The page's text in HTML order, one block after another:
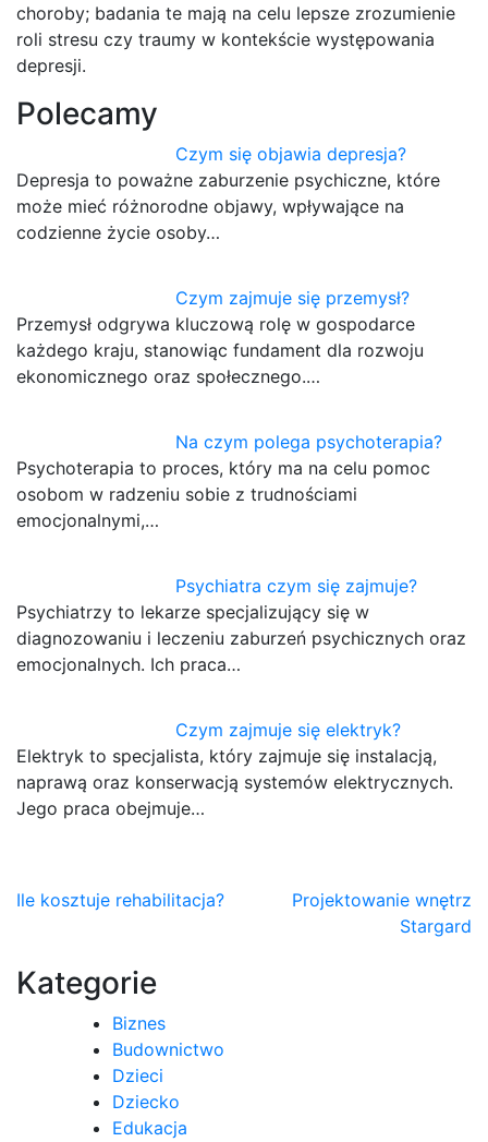
choroby; badania te mają na celu lepsze zrozumienie
roli stresu czy traumy w kontekście występowania
depresji.
Polecamy
Czym się objawia depresja?
Depresja to poważne zaburzenie psychiczne, które
może mieć różnorodne objawy, wpływające na
codzienne życie osoby…
Czym zajmuje się przemysł?
Przemysł odgrywa kluczową rolę w gospodarce
każdego kraju, stanowiąc fundament dla rozwoju
ekonomicznego oraz społecznego.…
Na czym polega psychoterapia?
Psychoterapia to proces, który ma na celu pomoc
osobom w radzeniu sobie z trudnościami
emocjonalnymi,…
Psychiatra czym się zajmuje?
Psychiatrzy to lekarze specjalizujący się w
diagnozowaniu i leczeniu zaburzeń psychicznych oraz
emocjonalnych. Ich praca…
Czym zajmuje się elektryk?
Elektryk to specjalista, który zajmuje się instalacją,
naprawą oraz konserwacją systemów elektrycznych.
Jego praca obejmuje…
Nawigacja
Ile kosztuje rehabilitacja?
Projektowanie wnętrz
Stargard
Kategorie
Biznes
Budownictwo
Dzieci
Dziecko
Edukacja